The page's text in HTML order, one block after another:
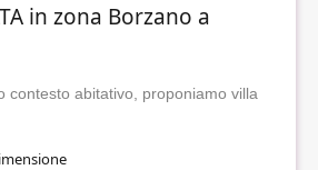
in zona Borzano a
contesto abitativo, proponiamo villa